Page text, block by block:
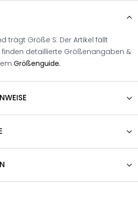
trägt Größe S. Der Artikel fällt
detaillierte Größenangaben &
Größenguide.